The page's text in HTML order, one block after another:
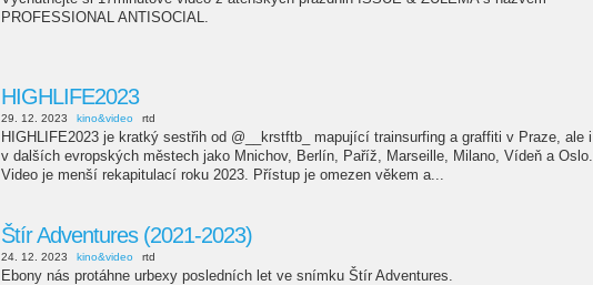
PROFESSIONAL ANTISOCIAL.
HIGHLIFE2023
29. 12. 2023 kino&video rtd
HIGHLIFE2023 je kratký sestřih od @__krstftb_ mapující trainsurfing a graffiti v Praze, ale i
v dalších evropských městech jako Mnichov, Berlín, Paříž, Marseille, Milano, Vídeň a Oslo.
Video je menší rekapitulací roku 2023. Přístup je omezen věkem a...
Štír Adventures (2021-2023)
24. 12. 2023 kino&video rtd
Ebony nás protáhne urbexy posledních let ve snímku Štír Adventures.